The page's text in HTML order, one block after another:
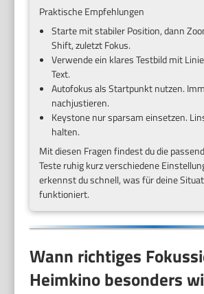
Praktische Empfehlungen
Starte mit stabiler Position, dann
Shift, zuletzt Fokus.
Verwende ein klares Testbild mit
Text.
Autofokus als Startpunkt nutzen.
nachjustieren.
Keystone nur sparsam einsetzen.
halten.
Mit diesen Fragen findest du die
Teste ruhig kurz verschiedene
erkennst du schnell, was für deine
funktioniert.
Wann richtiges
Heimkino besonders